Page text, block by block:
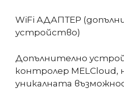
WiFi АДАПТЕР
устройство)
Допълнително
контролер MELCloud,
уникалната